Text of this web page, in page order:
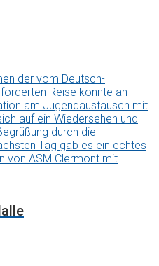
der vom Deutsch-
Reise konnte an
am Jugendaustausch mit
auf ein Wiedersehen und
durch die
Tag gab es ein echtes
von ASM Clermont mit